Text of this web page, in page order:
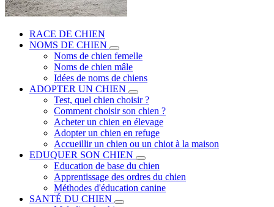
RACE DE CHIEN
NOMS DE CHIEN
Noms de chien femelle
Noms de chien mâle
Idées de noms de chiens
ADOPTER UN CHIEN
Test, quel chien choisir ?
Comment choisir son chien ?
Acheter un chien en élevage
Adopter un chien en refuge
Accueillir un chien ou un chiot à la maison
EDUQUER SON CHIEN
Education de base du chien
Apprentissage des ordres du chien
Méthodes d'éducation canine
SANTÉ DU CHIEN